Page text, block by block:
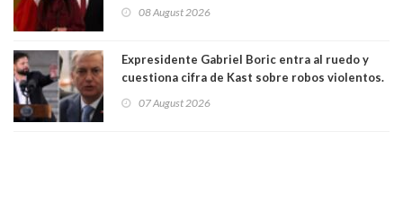
"Constituye un camino equivocado"
08 August 2026
Expresidente Gabriel Boric entra al ruedo y
cuestiona cifra de Kast sobre robos violentos.
07 August 2026